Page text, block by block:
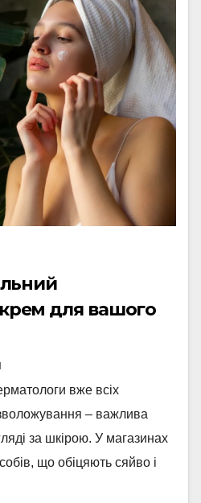
для вашого
вже всіх
– важлива
за шкірою. У магазинах
що обіцяють сяйво і